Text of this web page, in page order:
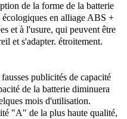
de la forme de la batterie
en alliage ABS +
et à l'usure, qui peuvent être
et s'adapter. étroitement.
publicités de capacité
de la batterie diminuera
mois d'utilisation.
"A" de la plus haute qualité,